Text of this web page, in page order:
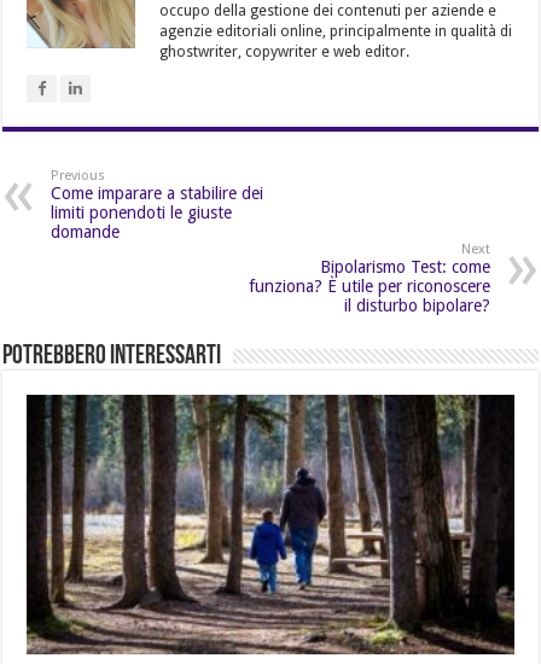
occupo della gestione dei contenuti per aziende e
agenzie editoriali online, principalmente in qualità di
ghostwriter, copywriter e web editor.
Previous
Come imparare a stabilire dei
limiti ponendoti le giuste
domande
Next
Bipolarismo Test: come
funziona? È utile per riconoscere
il disturbo bipolare?
Potrebbero Interessarti